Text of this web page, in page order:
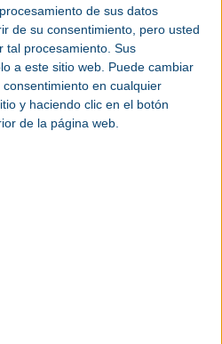
de sus datos
de su consentimiento, pero usted
tal procesamiento. Sus
a este sitio web. Puede cambiar
en cualquier
y haciendo clic en el botón
de la página web.